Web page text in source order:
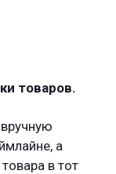
товаров.
а
в тот